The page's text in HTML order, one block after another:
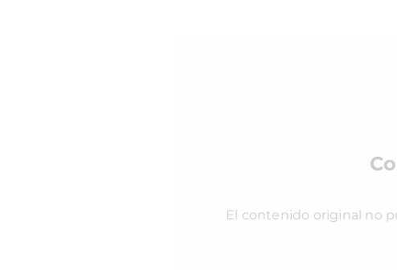
El contenido original no